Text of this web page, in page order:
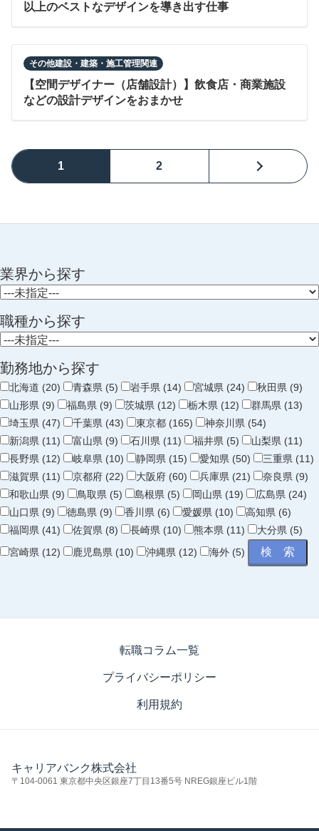
以上のベストなデザインを導き出す仕事
その他建設・建築・施工管理関連
【空間デザイナー（店舗設計）】飲食店・商業施設
などの設計デザインをおまかせ
1 2
業界から探す
職種から探す
勤務地から探す
北海道 (20) 青森県 (5) 岩手県 (14) 宮城県 (24)
秋田県 (9)
山形県 (9)
福島県 (9) 茨城県 (12) 栃木県 (12)
群馬県 (13)
埼玉県 (47)
千葉県 (43) 東京都 (165)
神奈川県 (54)
新潟県 (11)
富山県 (9) 石川県 (11) 福井県 (5)
山梨県 (11)
長野県 (12)
岐阜県 (10) 静岡県 (15) 愛知県 (50)
三重県 (11)
滋賀県 (11)
京都府 (22) 大阪府 (60) 兵庫県 (21)
奈良県 (9)
和歌山県 (9)
鳥取県 (5) 島根県 (5) 岡山県 (19)
広島県 (24)
山口県 (9)
徳島県 (9) 香川県 (6) 愛媛県 (10)
高知県 (6)
福岡県 (41)
佐賀県 (8) 長崎県 (10) 熊本県 (11)
大分県 (5)
宮崎県 (12)
鹿児島県 (10) 沖縄県 (12) 海外 (5)
転職コラム一覧
プライバシーポリシー
利用規約
キャリアバンク株式会社
〒104-0061 東京都中央区銀座7丁目13番5号 NREG銀座ビル1階